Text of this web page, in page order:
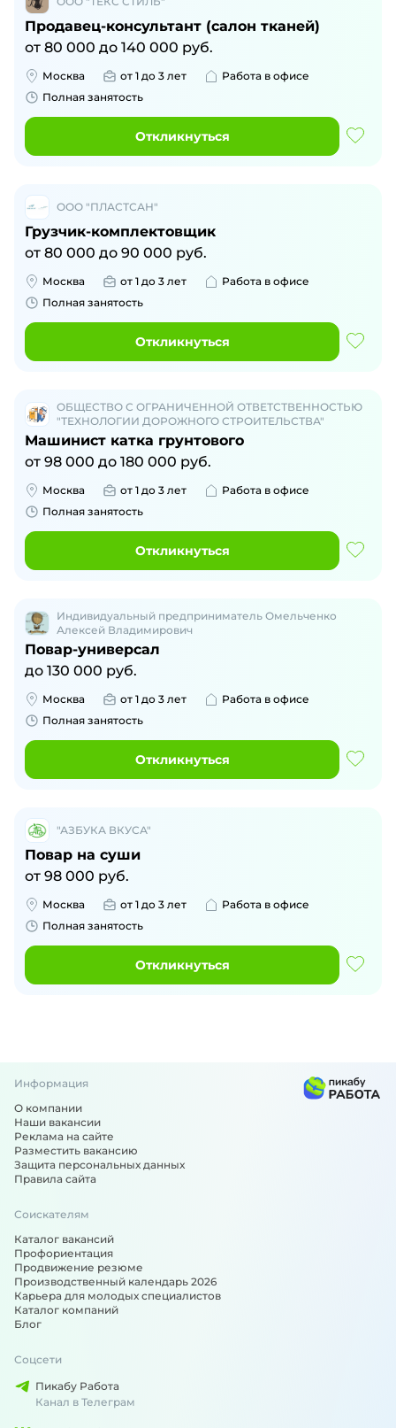
Продавец-консультант (салон тканей)
от 80 000 до 140 000 руб.
Москва от 1 до 3 лет
Работа в офисе
Полная занятость
Откликнуться
ООО "ПЛАСТСАН"
Грузчик-комплектовщик
от 80 000 до 90 000 руб.
Москва от 1 до 3 лет
Работа в офисе
Полная занятость
Откликнуться
ОБЩЕСТВО С ОГРАНИЧЕННОЙ ОТВЕТСТВЕННОСТЬЮ
"ТЕХНОЛОГИИ ДОРОЖНОГО СТРОИТЕЛЬСТВА"
Машинист катка грунтового
от 98 000 до 180 000 руб.
Москва от 1 до 3 лет
Работа в офисе
Полная занятость
Откликнуться
Индивидуальный предприниматель Омельченко
Алексей Владимирович
Повар-универсал
до 130 000 руб.
Москва от 1 до 3 лет
Работа в офисе
Полная занятость
Откликнуться
"АЗБУКА ВКУСА"
Повар на суши
от 98 000 руб.
Москва от 1 до 3 лет
Работа в офисе
Полная занятость
Откликнуться
Информация
О компании
Наши вакансии
Реклама на сайте
Разместить вакансию
Защита персональных данных
Правила сайта
Соискателям
Каталог вакансий
Профориентация
Продвижение резюме
Производственный календарь 2026
Карьера для молодых специалистов
Каталог компаний
Блог
Соцсети
Пикабу Работа
Канал в Телеграм